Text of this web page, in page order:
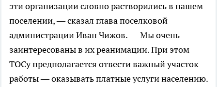
эти организации словно растворились в нашем
поселении, — сказал глава поселковой
администрации Иван Чижов. — Мы очень
заинтересованы в их реанимации. При этом
ТОСу предполагается отвести важный участок
работы — оказывать платные услуги населению.